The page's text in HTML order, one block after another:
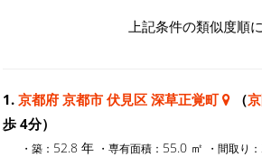
上記条件の類似度順に
1. 京都府 京都市 伏見区 深草正覚町 （
歩 4分）
・築： 52.8 年 ・専有面積： 55.0 ㎡ ・間取り：